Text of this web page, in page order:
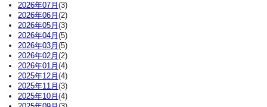
2026年07月 (3)
2026年06月 (2)
2026年05月 (3)
2026年04月 (5)
2026年03月 (5)
2026年02月 (2)
2026年01月 (4)
2025年12月 (4)
2025年11月 (3)
2025年10月 (4)